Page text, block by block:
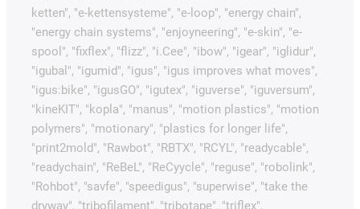
ketten", "e-kettensysteme", "e-loop", "energy chain",
"energy chain systems", "enjoyneering", "e-skin", "e-
spool", "fixflex", "flizz", "i.Cee", "ibow", "igear", "iglidur",
"igubal", "igumid", "igus", "igus improves what moves",
"igus:bike", "igusGO", "igutex", "iguverse", "iguversum",
"kineKIT", "kopla", "manus", "motion plastics", "motion
polymers", "motionary", "plastics for longer life",
"print2mold", "Rawbot", "RBTX", "RCYL", "readycable",
"readychain", "ReBeL", "ReCyycle", "reguse", "robolink",
"Rohbot", "savfe", "speedigus", "superwise", "take the
dryway", "tribofilament", "tribotape", "triflex",